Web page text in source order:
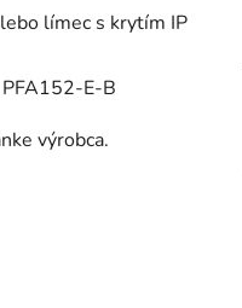
límec s krytím IP
E-B
výrobca.